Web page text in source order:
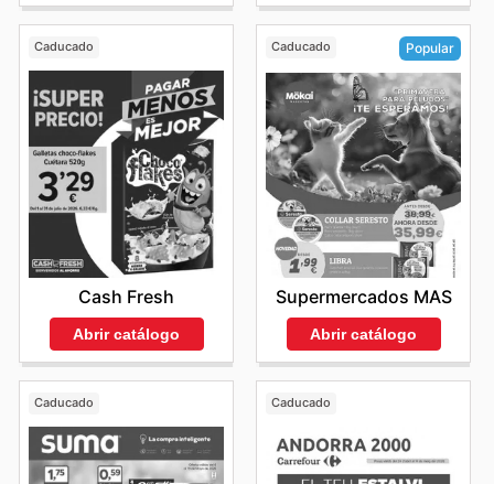
Caducado
Cash Fresh
Abrir catálogo
Caducado Popular
Supermercados MAS
Abrir catálogo
Caducado Caducado